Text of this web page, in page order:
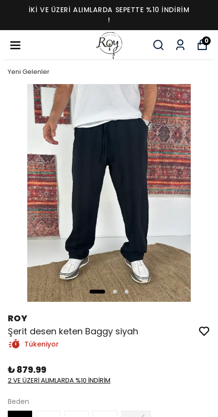
İKI VE ÜZERI ALIMLARDA SEPETTE %10 İNDIRIM
!
0
Yeni Gelenler
ROY
Şerit desen keten Baggy siyah
Tükeniyor
₺ 879.99
2 VE ÜZERİ ALIMLARDA %10 İNDİRİM
Beden